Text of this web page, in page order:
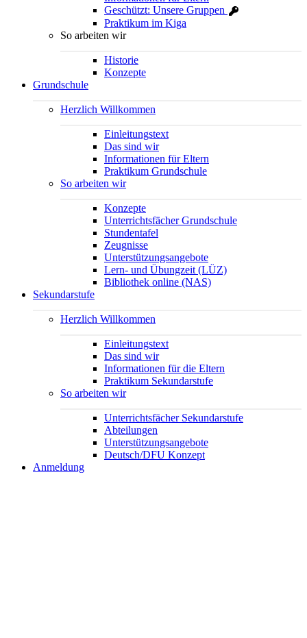
Geschützt: Unsere Gruppen
Praktikum im Kiga
So arbeiten wir
Historie
Konzepte
Grundschule
Herzlich Willkommen
Einleitungstext
Das sind wir
Informationen für Eltern
Praktikum Grundschule
So arbeiten wir
Konzepte
Unterrichtsfächer Grundschule
Stundentafel
Zeugnisse
Unterstützungsangebote
Lern- und Übungzeit (LÜZ)
Bibliothek online (NAS)
Sekundarstufe
Herzlich Willkommen
Einleitungstext
Das sind wir
Informationen für die Eltern
Praktikum Sekundarstufe
So arbeiten wir
Unterrichtsfächer Sekundarstufe
Abteilungen
Unterstützungsangebote
Deutsch/DFU Konzept
Anmeldung